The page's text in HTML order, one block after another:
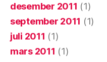
desember 2011 (1)
september 2011 (1)
juli 2011 (1)
mars 2011 (1)